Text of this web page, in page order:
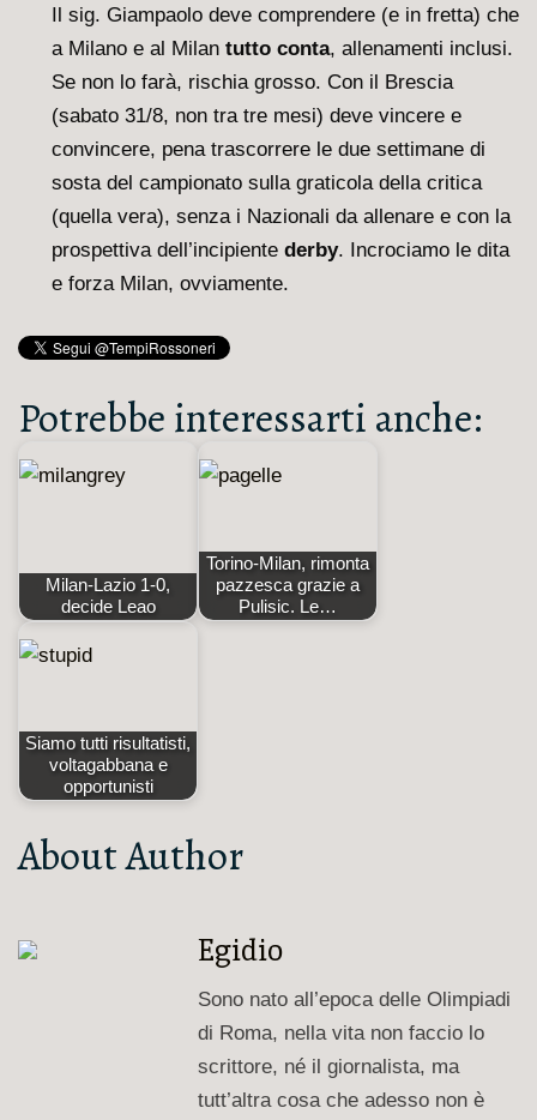
Il sig. Giampaolo deve comprendere (e in fretta) che
a Milano e al Milan tutto conta, allenamenti inclusi.
Se non lo farà, rischia grosso. Con il Brescia
(sabato 31/8, non tra tre mesi) deve vincere e
convincere, pena trascorrere le due settimane di
sosta del campionato sulla graticola della critica
(quella vera), senza i Nazionali da allenare e con la
prospettiva dell’incipiente derby. Incrociamo le dita
e forza Milan, ovviamente.
Potrebbe interessarti anche:
Milan-Lazio 1-0,
decide Leao
Torino-Milan, rimonta
pazzesca grazie a
Pulisic. Le…
Siamo tutti risultatisti,
voltagabbana e
opportunisti
About Author
Egidio
Sono nato all’epoca delle Olimpiadi
di Roma, nella vita non faccio lo
scrittore, né il giornalista, ma
tutt’altra cosa che adesso non è